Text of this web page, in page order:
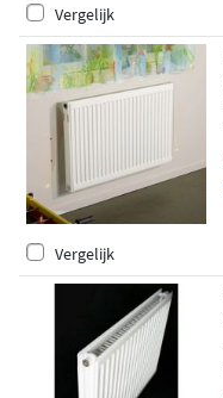
Vergelijk
Vergelijk